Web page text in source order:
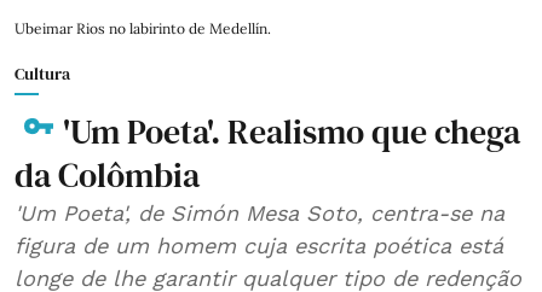
Ubeimar Rios no labirinto de Medellín.
Cultura
'Um Poeta'. Realismo que chega
da Colômbia
'Um Poeta', de Simón Mesa Soto, centra-se na
figura de um homem cuja escrita poética está
longe de lhe garantir qualquer tipo de redenção